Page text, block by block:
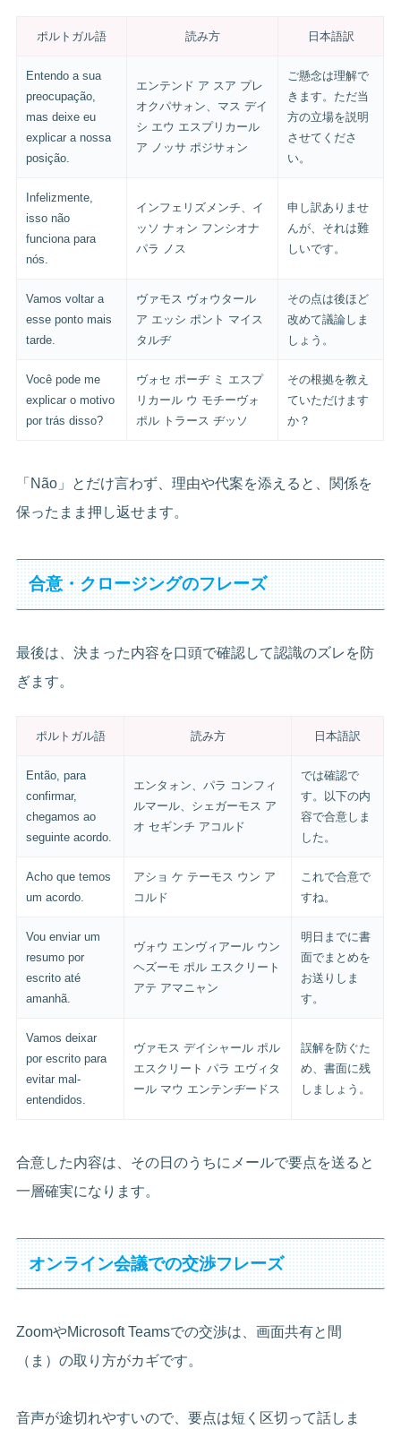
ポルトガル語 読み方 日本語訳
Entendo a sua
preocupação,
mas deixe eu
explicar a nossa
posição.
エンテンド ア スア プレ
オクパサォン、マス デイ
シ エウ エスプリカール
ア ノッサ ポジサォン
ご懸念は理解で
きます。ただ当
方の立場を説明
させてくださ
い。
Infelizmente,
isso não
funciona para
nós.
インフェリズメンチ、イ
ッソ ナォン フンシオナ
パラ ノス
申し訳ありませ
んが、それは難
しいです。
Vamos voltar a
esse ponto mais
tarde.
ヴァモス ヴォウタール
ア エッシ ポント マイス
タルヂ
その点は後ほど
改めて議論しま
しょう。
Você pode me
explicar o motivo
por trás disso?
ヴォセ ポーヂ ミ エスプ
リカール ウ モチーヴォ
ポル トラース ヂッソ
その根拠を教え
ていただけます
か？
「Não」とだけ言わず、理由や代案を添えると、関係を
保ったまま押し返せます。
合意・クロージングのフレーズ
最後は、決まった内容を口頭で確認して認識のズレを防
ぎます。
ポルトガル語 読み方 日本語訳
Então, para
confirmar,
chegamos ao
seguinte acordo.
エンタォン、パラ コンフィ
ルマール、シェガーモス ア
オ セギンチ アコルド
では確認で
す。以下の内
容で合意しま
した。
Acho que temos
um acordo.
アショ ケ テーモス ウン ア
コルド
これで合意で
すね。
Vou enviar um
resumo por
escrito até
amanhã.
ヴォウ エンヴィアール ウン
ヘズーモ ポル エスクリート
アテ アマニャン
明日までに書
面でまとめを
お送りしま
す。
Vamos deixar
por escrito para
evitar mal-
entendidos.
ヴァモス デイシャール ポル
エスクリート パラ エヴィタ
ール マウ エンテンヂードス
誤解を防ぐた
め、書面に残
しましょう。
合意した内容は、その日のうちにメールで要点を送ると
一層確実になります。
オンライン会議での交渉フレーズ
ZoomやMicrosoft Teamsでの交渉は、画面共有と間
（ま）の取り方がカギです。
音声が途切れやすいので、要点は短く区切って話しま